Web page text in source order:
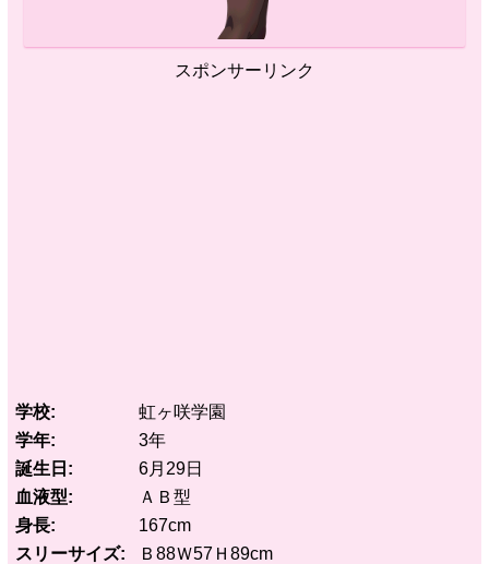
スポンサーリンク
学校
虹ヶ咲学園
学年
3年
誕生日
6月29日
血液型
ＡＢ型
身長
167cm
スリーサイズ
Ｂ88Ｗ57Ｈ89cm